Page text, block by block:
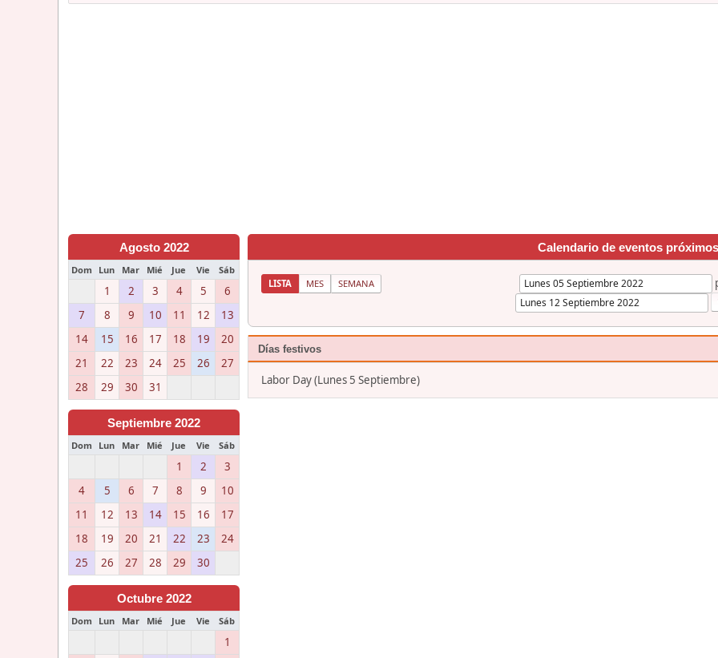
Agosto 2022
Dom Lun Mar Mié Jue Vie Sáb
1 2 3 4 5
6
7
8 9 10 11 12
13
14
15 16 17 18 19
20
21
22 23 24 25 26
27
28
29 30 31
Septiembre 2022
Dom Lun Mar Mié Jue Vie Sáb
1 2
3
4
5 6 7 8 9
10
11
12 13 14 15 16
17
18
19 20 21 22 23
24
25
26 27 28 29 30
Octubre 2022
Dom Lun Mar Mié Jue Vie Sáb
1
Calendario de eventos próximos
LISTA MES SEMANA
Días festivos
Labor Day (Lunes 5 Septiembre)